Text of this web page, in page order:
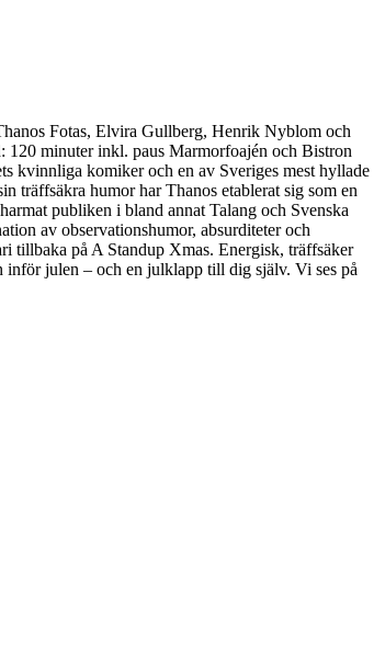
Fotas, Elvira Gullberg, Henrik Nyblom och
120 minuter inkl. paus Marmorfoajén och Bistron
kvinnliga komiker och en av Sveriges mest hyllade
träffsäkra humor har Thanos etablerat sig som en
publiken i bland annat Talang och Svenska
av observationshumor, absurditeter och
tillbaka på A Standup Xmas. Energisk, träffsäker
inför julen – och en julklapp till dig själv. Vi ses på